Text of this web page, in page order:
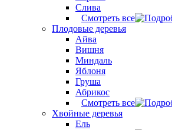
Слива
Смотреть все
Плодовые деревья
Айва
Вишня
Миндаль
Яблоня
Груша
Абрикос
Смотреть все
Хвойные деревья
Ель